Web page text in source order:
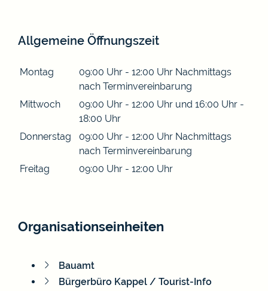
Allgemeine Öffnungszeit
Montag 09:00 Uhr - 12:00 Uhr Nachmittags
nach Terminvereinbarung
Mittwoch
09:00 Uhr - 12:00 Uhr und 16:00 Uhr -
18:00 Uhr
Donnerstag
09:00 Uhr - 12:00 Uhr Nachmittags
nach Terminvereinbarung
Freitag
09:00 Uhr - 12:00 Uhr
Organisationseinheiten
Bauamt
Bürgerbüro Kappel / Tourist-Info